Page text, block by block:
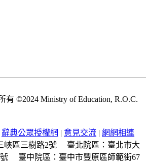
有 ©2024 Ministry of Education, R.O.C.
辭典公眾授權網 | 意見交流 | 網網相連
峽區三樹路2號
臺北院區：臺北市大
臺中院區：臺中市豐原區師範街67